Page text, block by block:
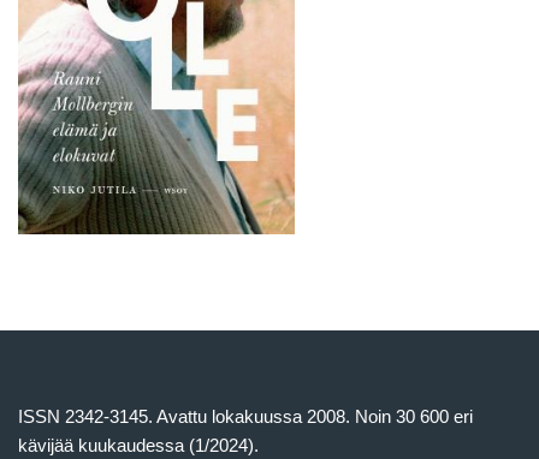
ISSN 2342-3145. Avattu lokakuussa 2008. Noin 30 600 eri
kävijää kuukaudessa (1/2024).